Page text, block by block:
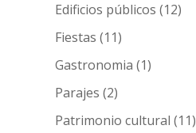
Edificios públicos (12)
Fiestas (11)
Gastronomia (1)
Parajes (2)
Patrimonio cultural (11)